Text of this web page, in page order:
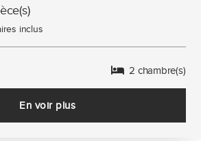
inclus
2 chambre(s)
En voir plus